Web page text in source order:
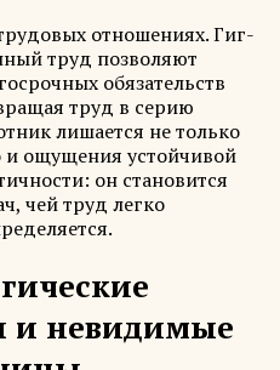
отношениях. Гиг-
труд позволяют
обязательств
труд в серию
лишается не только
и ощущения устойчивой
он становится
чей труд легко
и невидимые